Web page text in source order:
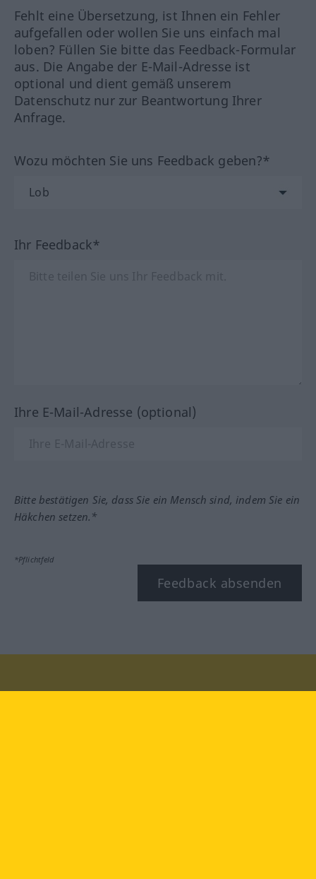
Fehlt eine Übersetzung, ist Ihnen ein Fehler
aufgefallen oder wollen Sie uns einfach mal
loben? Füllen Sie bitte das Feedback-Formular
aus. Die Angabe der E-Mail-Adresse ist
optional und dient gemäß unserem
Datenschutz nur zur Beantwortung Ihrer
Anfrage.
Wozu möchten Sie uns Feedback geben?*
Ihr Feedback*
Ihre E-Mail-Adresse (optional)
Bitte bestätigen Sie, dass Sie ein Mensch sind, indem Sie ein
Häkchen setzen.*
*Pflichtfeld
Feedback absenden